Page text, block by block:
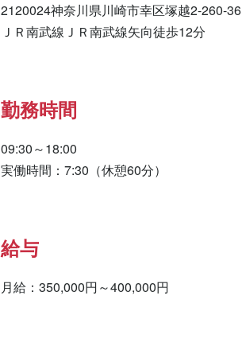
2120024神奈川県川崎市幸区塚越2-260-36
ＪＲ南武線ＪＲ南武線矢向徒歩12分
勤務時間
09:30～18:00
実働時間：7:30（休憩60分）
給与
月給：350,000円～400,000円